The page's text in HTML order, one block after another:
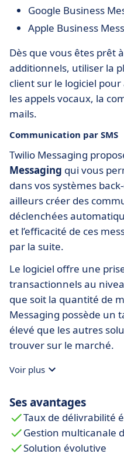
Google Business
Apple Business
Dès que vous êtes prêt
additionnels, utiliser la
client sur le logiciel
les appels vocaux, la
mails.
Communication par SMS
Twilio Messaging
Messaging qui vous
dans vos systèmes
ailleurs créer des
déclenchées
et l’efficacité de ces
par la suite.
Le logiciel offre une
transactionnels au
que soit la quantité de
Messaging possède un
élevé que les autres
trouver sur le marché.
Voir plus
Ses avantages
Taux de délivrabilité
Gestion multicanale
Solution évolutive